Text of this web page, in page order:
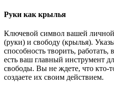
Руки как крылья
Ключевой символ вашей
(руки) и свободу (крылья).
способность творить,
есть ваш главный инструмент
свободы. Вы не ждете, что кто-
создаете их своим действием.